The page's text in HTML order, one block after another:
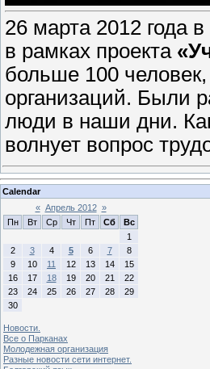
26 марта 2012 года
в рамках проекта
больше 100
организаций. Были
люди в наши дни.
волнует вопрос
Calendar
« Апрель 2012 »
Пн
Вт Ср Чт Пт Сб
Вс
1
2
3 4 5 6 7
8
9
10 11 12 13 14
15
16
17 18 19 20 21
22
23
24 25 26 27 28
29
30
Новости.
Все о Парканах
Молодежная организация
Разные новости сети интернет.